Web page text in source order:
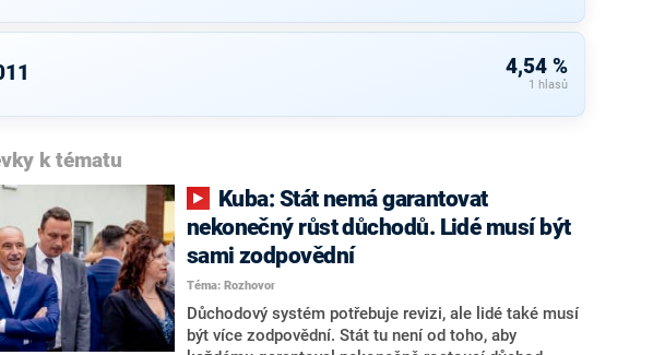
4,54 %
1 hlasů
k tématu
nekonečný růst důchodů. Lidé musí být
sami zodpovědní
Téma: Rozhovor
Důchodový systém potřebuje revizi, ale lidé také musí
být více zodpovědní. Stát tu není od toho, aby